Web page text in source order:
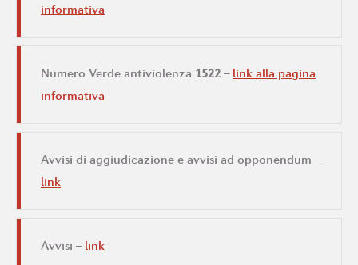
informativa
Numero Verde antiviolenza 1522 – link alla pagina
informativa
Avvisi di aggiudicazione e avvisi ad opponendum –
link
Avvisi – link